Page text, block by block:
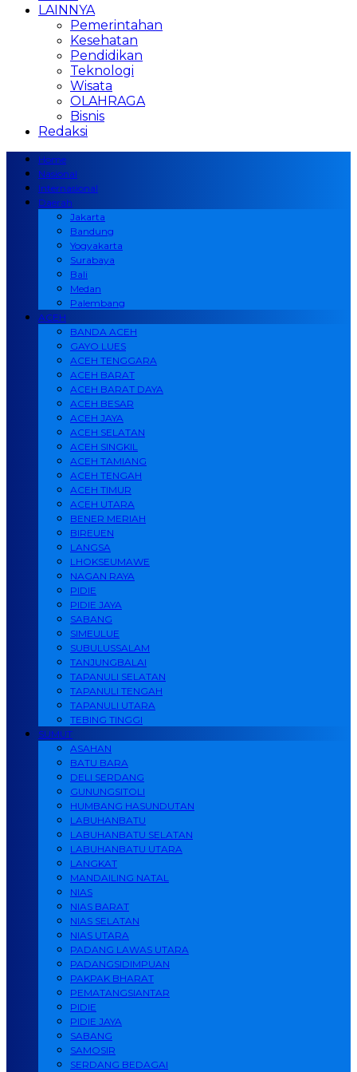
LAINNYA
Pemerintahan
Kesehatan
Pendidikan
Teknologi
Wisata
OLAHRAGA
Bisnis
Redaksi
Home
Nasional
Internasional
Daerah
Jakarta
Bandung
Yogyakarta
Surabaya
Bali
Medan
Palembang
ACEH
BANDA ACEH
GAYO LUES
ACEH TENGGARA
ACEH BARAT
ACEH BARAT DAYA
ACEH BESAR
ACEH JAYA
ACEH SELATAN
ACEH SINGKIL
ACEH TAMIANG
ACEH TENGAH
ACEH TIMUR
ACEH UTARA
BENER MERIAH
BIREUEN
LANGSA
LHOKSEUMAWE
NAGAN RAYA
PIDIE
PIDIE JAYA
SABANG
SIMEULUE
SUBULUSSALAM
TANJUNGBALAI
TAPANULI SELATAN
TAPANULI TENGAH
TAPANULI UTARA
TEBING TINGGI
SUMUT
ASAHAN
BATU BARA
DELI SERDANG
GUNUNGSITOLI
HUMBANG HASUNDUTAN
LABUHANBATU
LABUHANBATU SELATAN
LABUHANBATU UTARA
LANGKAT
MANDAILING NATAL
NIAS
NIAS BARAT
NIAS SELATAN
NIAS UTARA
PADANG LAWAS UTARA
PADANGSIDIMPUAN
PAKPAK BHARAT
PEMATANGSIANTAR
PIDIE
PIDIE JAYA
SABANG
SAMOSIR
SERDANG BEDAGAI